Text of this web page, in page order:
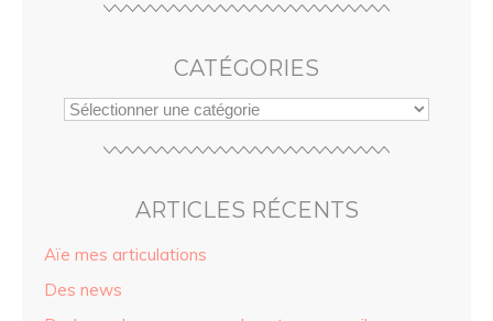
CATÉGORIES
ARTICLES RÉCENTS
Aïe mes articulations
Des news